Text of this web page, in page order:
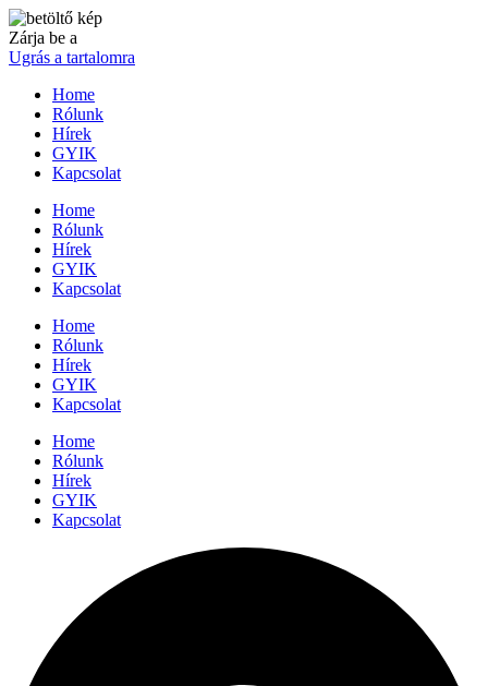
Zárja be a
Ugrás a tartalomra
Home
Rólunk
Hírek
GYIK
Kapcsolat
Home
Rólunk
Hírek
GYIK
Kapcsolat
Home
Rólunk
Hírek
GYIK
Kapcsolat
Home
Rólunk
Hírek
GYIK
Kapcsolat